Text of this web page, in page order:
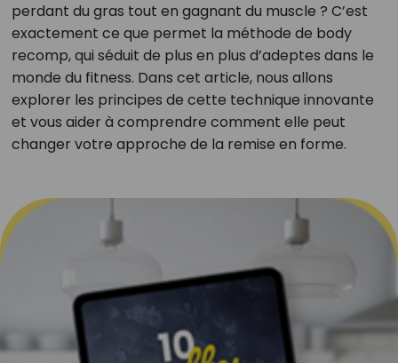
perdant du gras tout en gagnant du muscle ? C’est
exactement ce que permet la méthode de body
recomp, qui séduit de plus en plus d’adeptes dans le
monde du fitness. Dans cet article, nous allons
explorer les principes de cette technique innovante
et vous aider à comprendre comment elle peut
changer votre approche de la remise en forme.